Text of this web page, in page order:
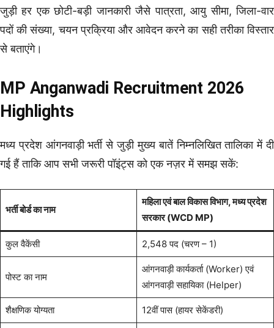
जुड़ी हर एक छोटी-बड़ी जानकारी जैसे पात्रता, आयु सीमा, जिला-वार
पदों की संख्या, चयन प्रक्रिया और आवेदन करने का सही तरीका विस्तार
से बताएंगे।
MP Anganwadi Recruitment 2026
Highlights
मध्य प्रदेश आंगनवाड़ी भर्ती से जुड़ी मुख्य बातें निम्नलिखित तालिका में दी
गई हैं ताकि आप सभी जरूरी पॉइंट्स को एक नज़र में समझ सकें:
भर्ती बोर्ड का नाम
महिला एवं बाल विकास विभाग, मध्य प्रदेश
सरकार (WCD MP)
कुल वैकेंसी 2,548 पद (चरण – 1)
पोस्ट का नाम
आंगनवाड़ी कार्यकर्ता (Worker) एवं
आंगनवाड़ी सहायिका (Helper)
शैक्षणिक योग्यता 12वीं पास (हायर सेकेंडरी)